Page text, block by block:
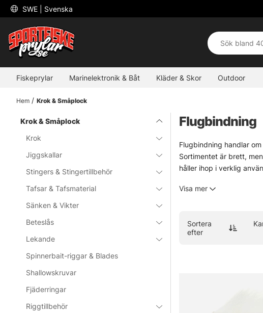
SWE | Svenska
Fiskeprylar Marinelektronik & Båt Kläder & Skor Outdoor
Hem Krok & Småplock
Krok & Småplock
Krok
Jiggskallar
Stingers & Stingertillbehör
Tafsar & Tafsmaterial
Sänken & Vikter
Beteslås
Lekande
Spinnerbait-riggar & Blades
Shallowskruvar
Fjäderringar
Riggtillbehör
Flugbindning
Flugbindning handlar
Sortimentet är brett,
håller ihop i verklig
varumärken, stabil
Som underkategori hör
Visa mer
Sortera
efter